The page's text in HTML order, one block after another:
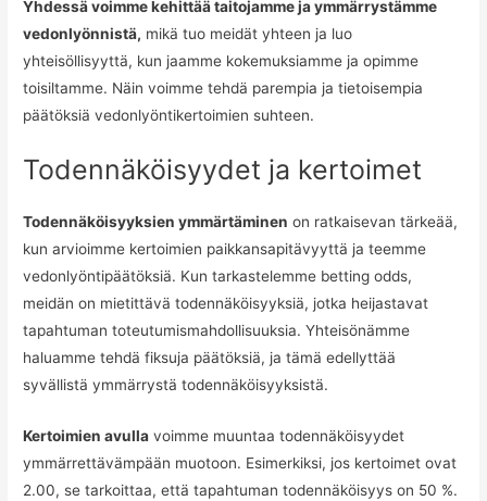
Yhdessä voimme kehittää taitojamme ja ymmärrystämme
vedonlyönnistä, mikä tuo meidät yhteen ja luo
yhteisöllisyyttä, kun jaamme kokemuksiamme ja opimme
toisiltamme. Näin voimme tehdä parempia ja tietoisempia
päätöksiä vedonlyöntikertoimien suhteen.
Todennäköisyydet ja kertoimet
Todennäköisyyksien ymmärtäminen on ratkaisevan tärkeää,
kun arvioimme kertoimien paikkansapitävyyttä ja teemme
vedonlyöntipäätöksiä. Kun tarkastelemme betting odds,
meidän on mietittävä todennäköisyyksiä, jotka heijastavat
tapahtuman toteutumismahdollisuuksia. Yhteisönämme
haluamme tehdä fiksuja päätöksiä, ja tämä edellyttää
syvällistä ymmärrystä todennäköisyyksistä.
Kertoimien avulla voimme muuntaa todennäköisyydet
ymmärrettävämpään muotoon. Esimerkiksi, jos kertoimet ovat
2.00, se tarkoittaa, että tapahtuman todennäköisyys on 50 %.